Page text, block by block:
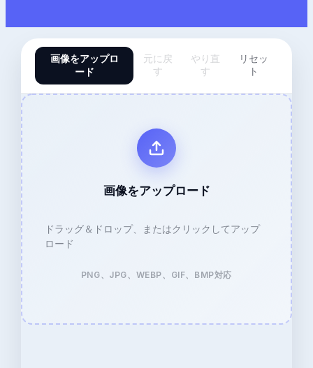
画像をアップロ
ード
元に戻
す
やり直
す
リセッ
ト
画像をアップロード
ドラッグ＆ドロップ、またはクリックしてアップ
ロード
PNG、JPG、WEBP、GIF、BMP対応